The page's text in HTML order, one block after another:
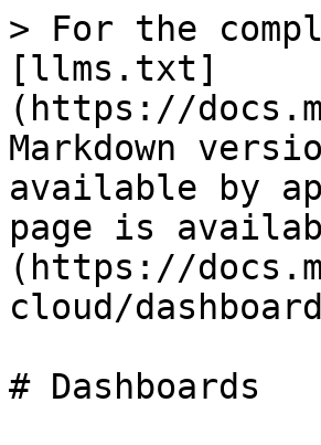
> For the
[llms.txt]
(https://
Markdown
available by
page is
(https://
cloud/
# Dashboards